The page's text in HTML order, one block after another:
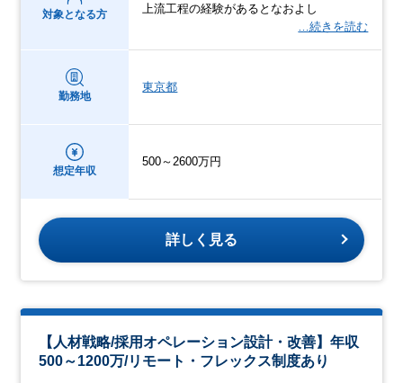
対象となる方
上流工程の経験があるとなおよし
…続きを読む
勤務地
東京都
想定年収
500～2600万円
詳しく見る
【人材戦略/採用オペレーション設計・改善】年収
500～1200万/リモート・フレックス制度あり